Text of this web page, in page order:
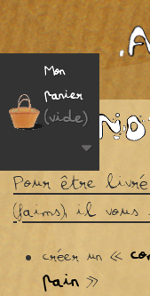
Mon
panier
(vide)
Pour être
(faims), il
créer un «
pain»